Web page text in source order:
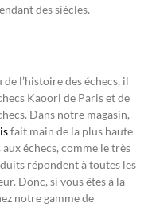
des siècles.
l’histoire des échecs, il
Kaoori de Paris et de
Dans notre magasin,
fait main de la plus haute
échecs, comme le très
répondent à toutes les
Donc, si vous êtes à la
notre gamme de